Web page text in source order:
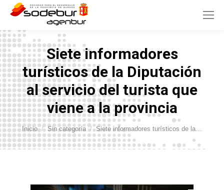
Siete informadores
turísticos de la Diputación
al servicio del turista que
viene a la provincia
Estás aquí:
Inicio Sin categoría Siete informadores turísticos de la…